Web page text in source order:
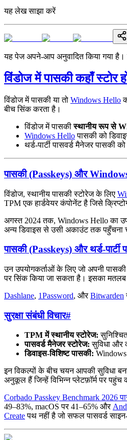
यह लेख साझा करें
यह पेज अपने-आप अनुवादित किया गया
विंडोज में पासकी कहाँ स्टोर
विंडोज में पासकी या तो Windows Hello
बीच सिंक करता है।
विंडोज में पासकीस्थानीय रूप से
Windows Helloपासकी को
थर्ड-पार्टी पासवर्ड मैनेजर
पासकी (Passkeys) और
विंडोज, स्थानीय पासकी स्टोरेज के लिए
TPM एक हार्डवेयर कंपोनेंट है जिसे
अगस्त 2024 तक, Windows Hello का
अन्य डिवाइस से उसी अकाउंट तक पहुँचना
पासकी (Passkeys) और थर्ड-पार्टी
उन उपयोगकर्ताओं के लिए जो अपनी
पर सिंक किया जा सकता है। इसका
Dashlane, 1Password, औरBitwarden
सुरक्षा संबंधी विचार#
TPM में स्थानीय स्टोरेज:
पासवर्ड मैनेजर स्टोरेज: सुविधा और
डिवाइस-विशिष्ट पासकी:
इन विकल्पों के बीच चयन आपकी सुविधा
अनुकूल हैं जिन्हें विभिन्न प्लेटफ़ॉर्म पर पहुंच
Corbado Passkey Benchmark 2026
49–83%, macOS पर 41–65% और
Createपथ नहीं है जो सफल पासवर्ड